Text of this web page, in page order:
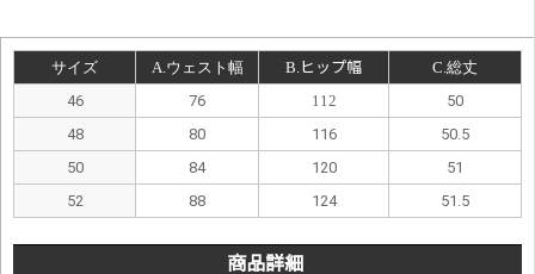
サイズ A.ウェスト幅 B.ヒップ幅
C.総丈
46
76 112
50
48
80 116
50.5
50
84 120
51
52
88 124 51.5
商品詳細